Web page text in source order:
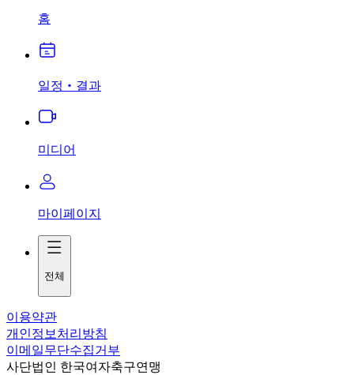
홈
일정‧결과
미디어
마이페이지
전체
이용약관
개인정보처리방침
이메일무단수집거부
사단법인 한국여자축구연맹